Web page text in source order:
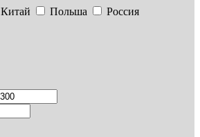
Китай Польша Россия